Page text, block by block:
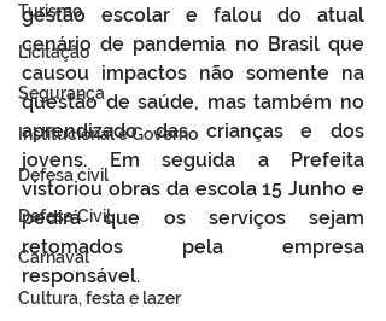
Turismo
Licitação
Segurança
Institucional e Governo
Defesa cívil
Defesa Civil
Carnaval
Cultura, festa e lazer
gestão escolar e falou do atual
cenário de pandemia no Brasil que
causou impactos não somente na
questão de saúde, mas também no
aprendizado das crianças e dos
jovens. Em seguida a Prefeita
vistoriou obras da escola 15 Junho e
pedirá que os serviços sejam
retomados pela empresa
responsável.